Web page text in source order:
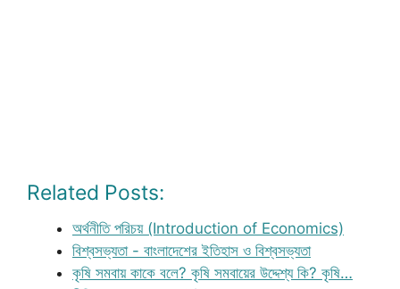
Related Posts:
অর্থনীতি পরিচয় (Introduction of Economics)
বিশ্বসভ্যতা - বাংলাদেশের ইতিহাস ও বিশ্বসভ্যতা
কৃষি সমবায় কাকে বলে? কৃষি সমবায়ের উদ্দেশ্য কি? কৃষি…